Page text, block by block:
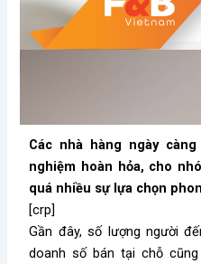
Các nhà hàng ngày
nghiệm hoàn hỏa, cho
quá nhiều sự lựa chọn
[crp]
Gần đây, số lượng người
doanh số bán tại chỗ